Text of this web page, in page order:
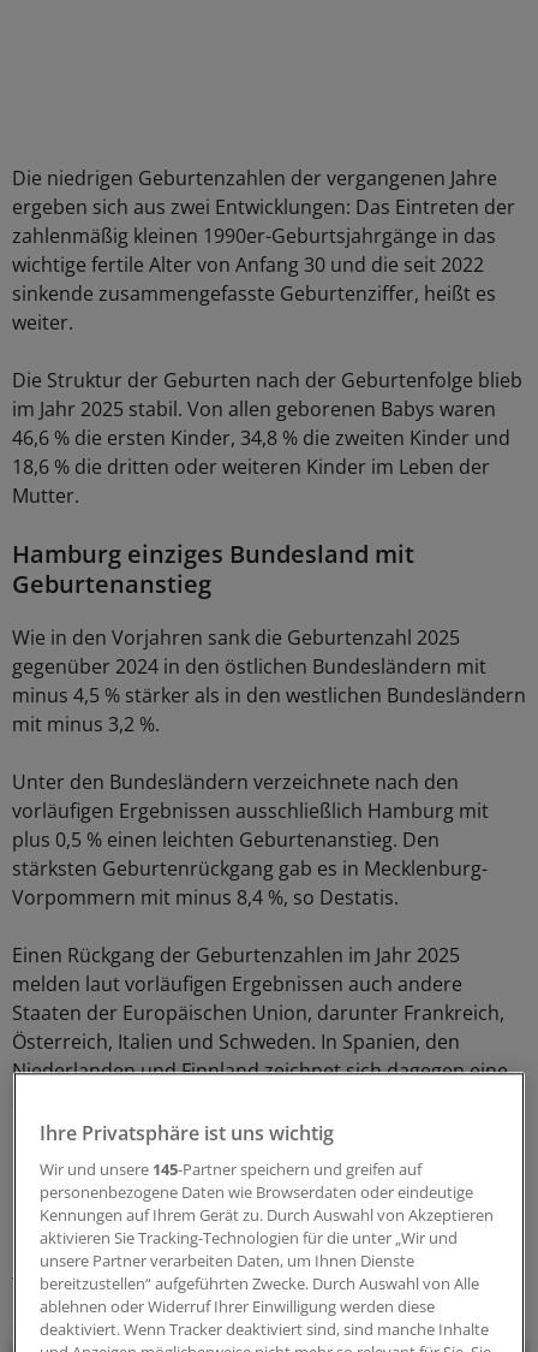
Die niedrigen Geburtenzahlen der vergangenen Jahre
ergeben sich aus zwei Entwicklungen: Das Eintreten der
zahlenmäßig kleinen 1990er-Geburtsjahrgänge in das
wichtige fertile Alter von Anfang 30 und die seit 2022
sinkende zusammengefasste Geburtenziffer, heißt es
weiter.
Die Struktur der Geburten nach der Geburtenfolge blieb
im Jahr 2025 stabil. Von allen geborenen Babys waren
46,6 % die ersten Kinder, 34,8 % die zweiten Kinder und
18,6 % die dritten oder weiteren Kinder im Leben der
Mutter.
Hamburg einziges Bundesland mit
Geburtenanstieg
Wie in den Vorjahren sank die Geburtenzahl 2025
gegenüber 2024 in den östlichen Bundesländern mit
minus 4,5 % stärker als in den westlichen Bundesländern
mit minus 3,2 %.
Unter den Bundesländern verzeichnete nach den
vorläufigen Ergebnissen ausschließlich Hamburg mit
plus 0,5 % einen leichten Geburtenanstieg. Den
stärksten Geburtenrückgang gab es in Mecklenburg-
Vorpommern mit minus 8,4 %, so Destatis.
Einen Rückgang der Geburtenzahlen im Jahr 2025
melden laut vorläufigen Ergebnissen auch andere
Staaten der Europäischen Union, darunter Frankreich,
Österreich, Italien und Schweden. In Spanien, den
Niederlanden und Finnland zeichnet sich dagegen eine
Schlagworte:
Gesellschaft Gynäkologie
Ihr Newsletter zum Thema
Ihre Privatsphäre ist uns wichtig
Wir und unsere 145-Partner speichern und greifen auf
personenbezogene Daten wie Browserdaten oder eindeutige
Kennungen auf Ihrem Gerät zu. Durch Auswahl von Akzeptieren
aktivieren Sie Tracking-Technologien für die unter „Wir und
unsere Partner verarbeiten Daten, um Ihnen Dienste
bereitzustellen“ aufgeführten Zwecke. Durch Auswahl von Alle
ablehnen oder Widerruf Ihrer Einwilligung werden diese
deaktiviert. Wenn Tracker deaktiviert sind, sind manche Inhalte